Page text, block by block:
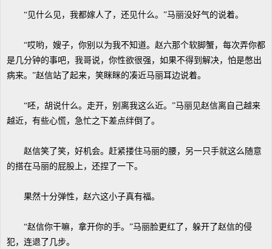
“见什么见，我都嫁人了，还见什么。”马丽没好气的说着。
“哎哟，嫂子，你别以为我不知道。赵六那个软脚蟹，每次弄你都
是几分钟的事吧，我哥说，你性欲很强，如果不得到解决，怕是憋出
病来。”赵信站了起来，笑眯眯的凑近马丽耳边说着。
“呸，胡说什么。走开，别离我这么近。”马丽见赵信离自己越来
越近，有些心慌，急忙之下差点绊倒了。
赵信笑了笑，好机会。赶紧搂住马丽的腰，另一只手就这么随意
的搭在马丽的屁股上，还捏了一下。
果然十分弹性，赵六这小子真有福。
“赵信你干嘛，拿开你的手。”马丽脸更红了，躲开了赵信的侵
犯，连退了几步。